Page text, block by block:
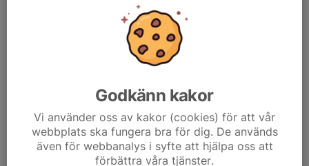
Godkänn kakor
Vi använder oss av kakor (cookies) för att vår
webbplats ska fungera bra för dig. De används
även för webbanalys i syfte att hjälpa oss att
förbättra våra tjänster.